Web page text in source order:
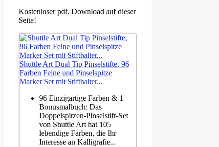
Kostenloser pdf. Download auf dieser
Seite!
Shuttle Art Dual Tip Pinselstifte, 96
Farben Feine und Pinselspitze
Marker Set mit Stifthalter...
96 Einzigartige Farben & 1
Bonusmalbuch: Das
Doppelspitzen-Pinselstift-Set
von Shuttle Art hat 105
lebendige Farben, die Ihr
Interesse an Kalligrafie...